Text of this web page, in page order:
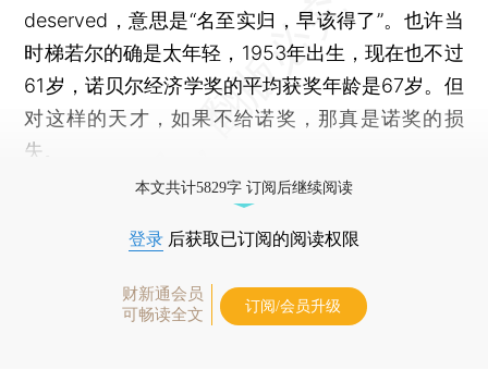
deserved，意思是“名至实归，早该得了”。也许当
时梯若尔的确是太年轻，1953年出生，现在也不过
61岁，诺贝尔经济学奖的平均获奖年龄是67岁。但
对这样的天才，如果不给诺奖，那真是诺奖的损
失。
本文共计5829字 订阅后继续阅读
登录 后获取已订阅的阅读权限
财新通会员
可畅读全文
订阅/会员升级